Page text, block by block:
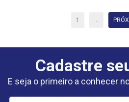
1 ...
Cadastre
E seja o primeiro a conhecer